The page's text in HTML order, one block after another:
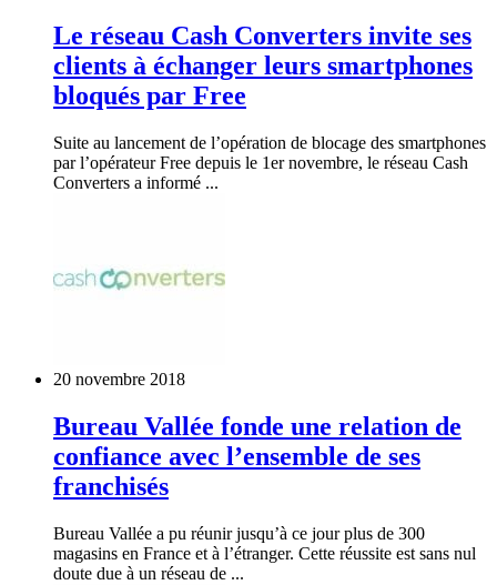
Le réseau Cash Converters invite ses
clients à échanger leurs smartphones
bloqués par Free
Suite au lancement de l’opération de blocage des smartphones
par l’opérateur Free depuis le 1er novembre, le réseau Cash
Converters a informé ...
20 novembre 2018
Bureau Vallée fonde une relation de
confiance avec l’ensemble de ses
franchisés
Bureau Vallée a pu réunir jusqu’à ce jour plus de 300
magasins en France et à l’étranger. Cette réussite est sans nul
doute due à un réseau de ...